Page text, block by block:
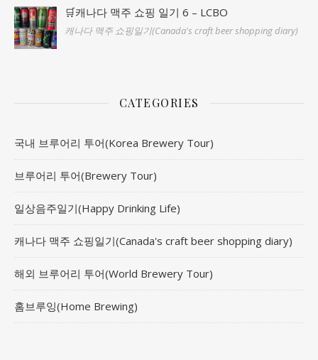
🛒캐나다 맥주 쇼핑 일기 6 – LCBO
캐나다 맥주 쇼핑일기(Canada's craft beer shopping diary)
CATEGORIES
국내 브루어리 투어(Korea Brewery Tour)
브루어리 투어(Brewery Tour)
일상음주일기(Happy Drinking Life)
캐나다 맥주 쇼핑일기(Canada's craft beer shopping diary)
해외 브루어리 투어(World Brewery Tour)
홈브루잉(Home Brewing)